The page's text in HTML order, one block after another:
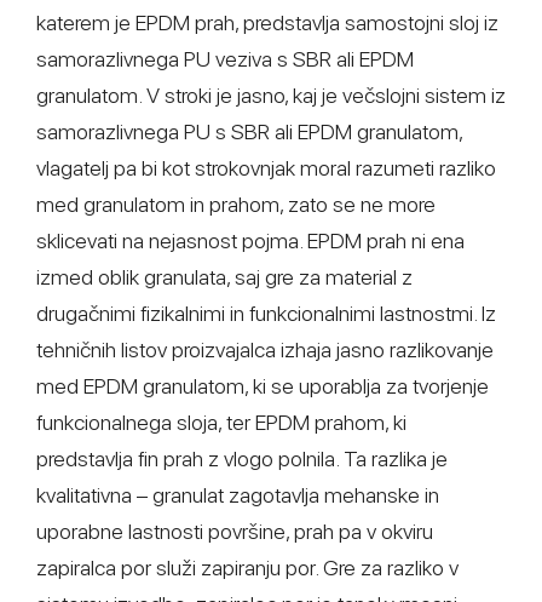
katerem je EPDM prah, predstavlja samostojni sloj iz
samorazlivnega PU veziva s SBR ali EPDM
granulatom. V stroki je jasno, kaj je večslojni sistem iz
samorazlivnega PU s SBR ali EPDM granulatom,
vlagatelj pa bi kot strokovnjak moral razumeti razliko
med granulatom in prahom, zato se ne more
sklicevati na nejasnost pojma. EPDM prah ni ena
izmed oblik granulata, saj gre za material z
drugačnimi fizikalnimi in funkcionalnimi lastnostmi. Iz
tehničnih listov proizvajalca izhaja jasno razlikovanje
med EPDM granulatom, ki se uporablja za tvorjenje
funkcionalnega sloja, ter EPDM prahom, ki
predstavlja fin prah z vlogo polnila. Ta razlika je
kvalitativna – granulat zagotavlja mehanske in
uporabne lastnosti površine, prah pa v okviru
zapiralca por služi zapiranju por. Gre za razliko v